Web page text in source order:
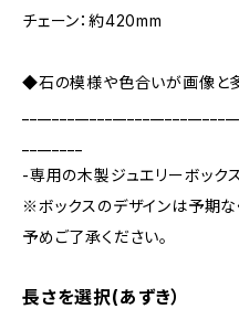
チェーン：約420mm
◆石の模様や色合いが画像と
-専用の木製ジュエリーボック
※ボックスのデザインは予期な
予めご了承ください。
長さを選択(あずき）